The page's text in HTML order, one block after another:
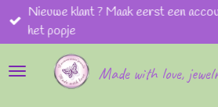
Ga
direct
de
hoofdinhoud
Made with love,
Nieuwe klant ? Maak eerst een
het popje